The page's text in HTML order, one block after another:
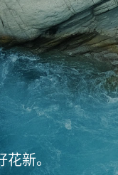
新。